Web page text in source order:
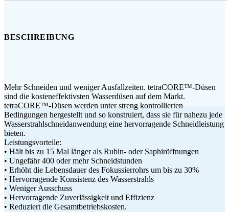
BESCHREIBUNG
Mehr Schneiden und weniger Ausfallzeiten. tetraCORE™-Düsen
sind die kosteneffektivsten Wasserdüsen auf dem Markt.
tetraCORE™-Düsen werden unter streng kontrollierten
Bedingungen hergestellt und so konstruiert, dass sie für nahezu jede
Wasserstrahlschneidanwendung eine hervorragende Schneidleistung
bieten.
Leistungsvorteile:
• Hält bis zu 15 Mal länger als Rubin- oder Saphiröffnungen
• Ungefähr 400 oder mehr Schneidstunden
• Erhöht die Lebensdauer des Fokussierrohrs um bis zu 30%
• Hervorragende Konsistenz des Wasserstrahls
• Weniger Ausschuss
• Hervorragende Zuverlässigkeit und Effizienz
• Reduziert die Gesamtbetriebskosten.